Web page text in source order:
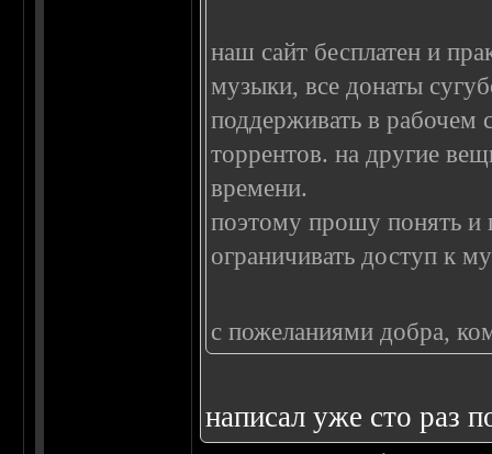
наш сайт бесплатен и
музыки, все донаты
поддерживать в рабочем
торрентов. на другие
времени.
поэтому прошу понять и
ограничивать доступ к
с пожеланиями добра,
написал уже сто раз